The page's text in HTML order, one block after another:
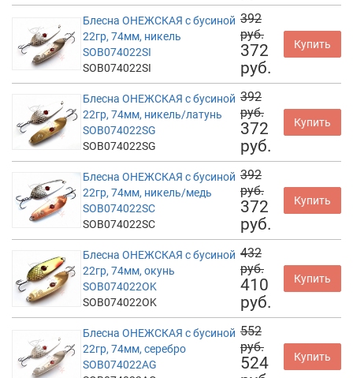
Блесна ОНЕЖСКАЯ с бусиной
22гр, 74мм, никель
SOB074022SI
SOB074022SI
392
руб.
372
руб.
Купить
Блесна ОНЕЖСКАЯ с бусиной
22гр, 74мм, никель/латунь
SOB074022SG
SOB074022SG
392
руб.
372
руб.
Купить
Блесна ОНЕЖСКАЯ с бусиной
22гр, 74мм, никель/медь
SOB074022SC
SOB074022SC
392
руб.
372
руб.
Купить
Блесна ОНЕЖСКАЯ с бусиной
22гр, 74мм, окунь
SOB074022OK
SOB074022OK
432
руб.
410
руб.
Купить
Блесна ОНЕЖСКАЯ с бусиной
22гр, 74мм, серебро
SOB074022AG
552
руб.
524
Купить